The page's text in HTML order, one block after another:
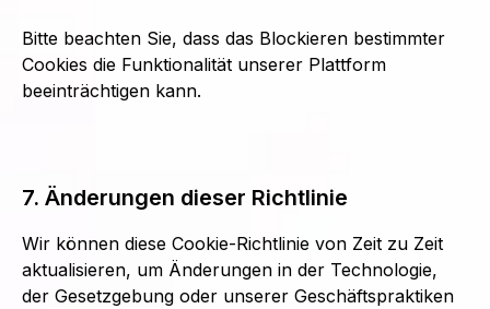
Bitte beachten Sie, dass das Blockieren bestimmter
Cookies die Funktionalität unserer Plattform
beeinträchtigen kann.
7. Änderungen dieser Richtlinie
Wir können diese Cookie-Richtlinie von Zeit zu Zeit
aktualisieren, um Änderungen in der Technologie,
der Gesetzgebung oder unserer Geschäftspraktiken